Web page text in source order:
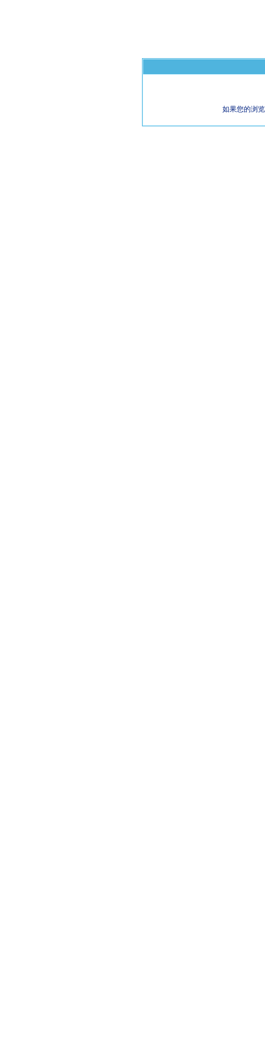
如果您的浏